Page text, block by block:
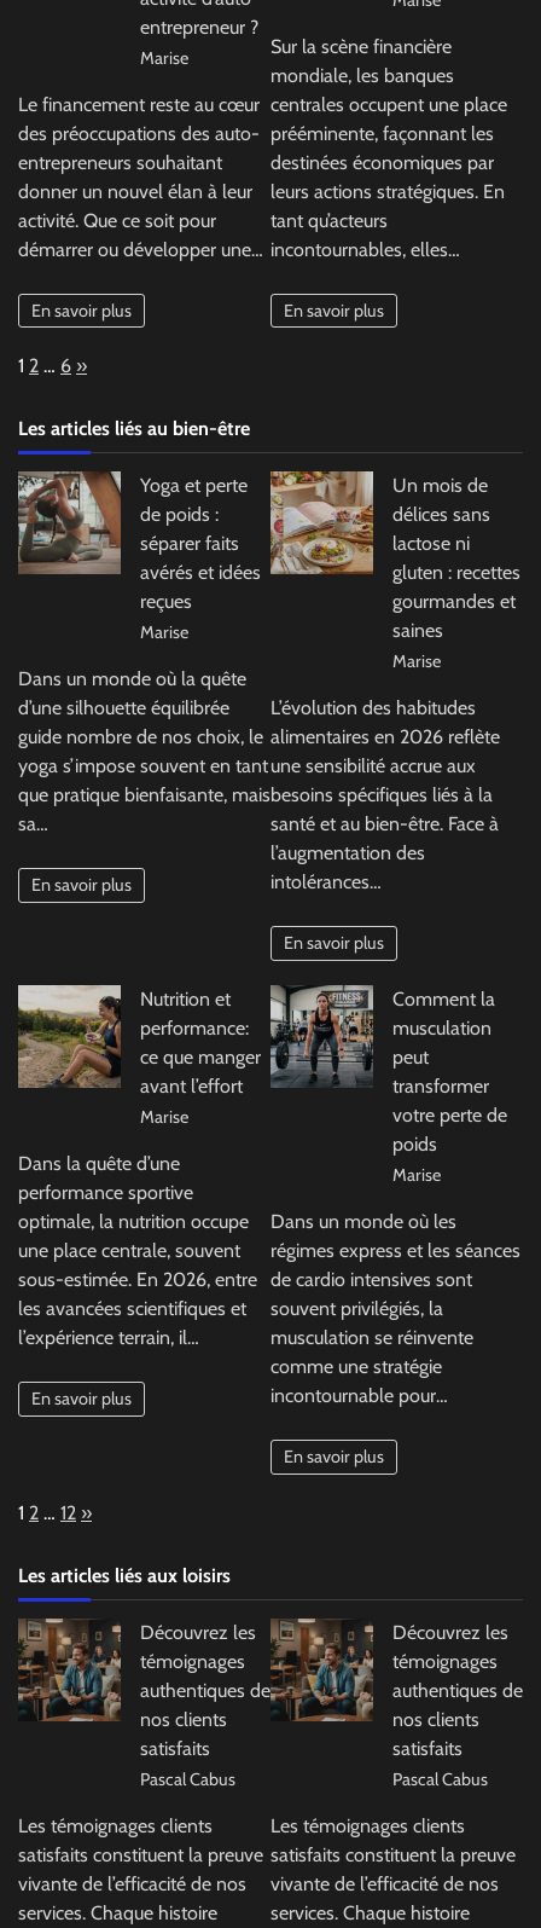
entrepreneur ?
Marise
Le financement reste au cœur
des préoccupations des auto-
entrepreneurs souhaitant
donner un nouvel élan à leur
activité. Que ce soit pour
démarrer ou développer une…
En savoir plus
Sur la scène financière
mondiale, les banques
centrales occupent une place
prééminente, façonnant les
destinées économiques par
leurs actions stratégiques. En
tant qu’acteurs
incontournables, elles…
En savoir plus
Page:
1 2 … 6 Next
»
Les articles liés au bien-être
Yoga et perte
de poids :
séparer faits
avérés et idées
reçues
Marise
Dans un monde où la quête
d’une silhouette équilibrée
guide nombre de nos choix, le
yoga s’impose souvent en tant
que pratique bienfaisante, mais
sa…
En savoir plus
Un mois de
délices sans
lactose ni
gluten : recettes
gourmandes et
saines
Marise
L’évolution des habitudes
alimentaires en 2026 reflète
une sensibilité accrue aux
besoins spécifiques liés à la
santé et au bien-être. Face à
l’augmentation des
intolérances…
En savoir plus
Nutrition et
performance:
ce que manger
avant l’effort
Marise
Dans la quête d’une
performance sportive
optimale, la nutrition occupe
une place centrale, souvent
sous-estimée. En 2026, entre
les avancées scientifiques et
l’expérience terrain, il…
En savoir plus
Comment la
musculation
peut
transformer
votre perte de
poids
Marise
Dans un monde où les
régimes express et les séances
de cardio intensives sont
souvent privilégiés, la
musculation se réinvente
comme une stratégie
incontournable pour…
En savoir plus
Page:
1 2 … 12 Next
»
Les articles liés aux loisirs
Découvrez les
témoignages
authentiques de
nos clients
satisfaits
Pascal Cabus
Les témoignages clients
satisfaits constituent la preuve
vivante de l’efficacité de nos
services. Chaque histoire
Découvrez les
témoignages
authentiques de
nos clients
satisfaits
Pascal Cabus
Les témoignages clients
satisfaits constituent la preuve
vivante de l’efficacité de nos
services. Chaque histoire